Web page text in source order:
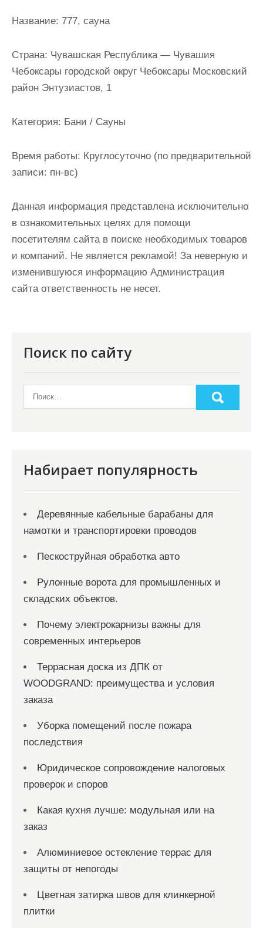
Название: 777, сауна
Страна: Чувашская Республика — Чувашия
Чебоксары городской округ Чебоксары Московский
район Энтузиастов, 1
Категория: Бани / Сауны
Время работы: Круглосуточно (по предварительной
записи: пн-вс)
Данная информация представлена исключительно
в ознакомительных целях для помощи
посетителям сайта в поиске необходимых товаров
и компаний. Не является рекламой! За неверную и
изменившуюся информацию Администрация
сайта ответственность не несет.
Поиск по сайту
Набирает популярность
Деревянные кабельные барабаны для
намотки и транспортировки проводов
Пескоструйная обработка авто
Рулонные ворота для промышленных и
складских объектов.
Почему электрокарнизы важны для
современных интерьеров
Террасная доска из ДПК от
WOODGRAND: преимущества и условия
заказа
Уборка помещений после пожара
последствия
Юридическое сопровождение налоговых
проверок и споров
Какая кухня лучше: модульная или на
заказ
Алюминиевое остекление террас для
защиты от непогоды
Цветная затирка швов для клинкерной
плитки